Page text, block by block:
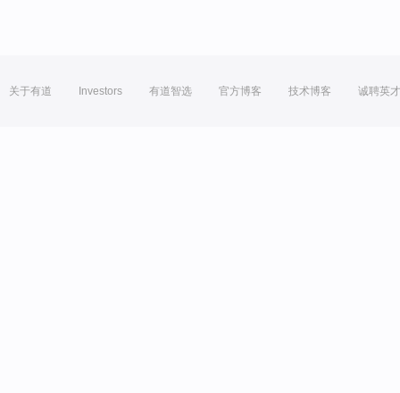
关于有道 Investors 有道智选 官方博客 技术博客 诚聘英才